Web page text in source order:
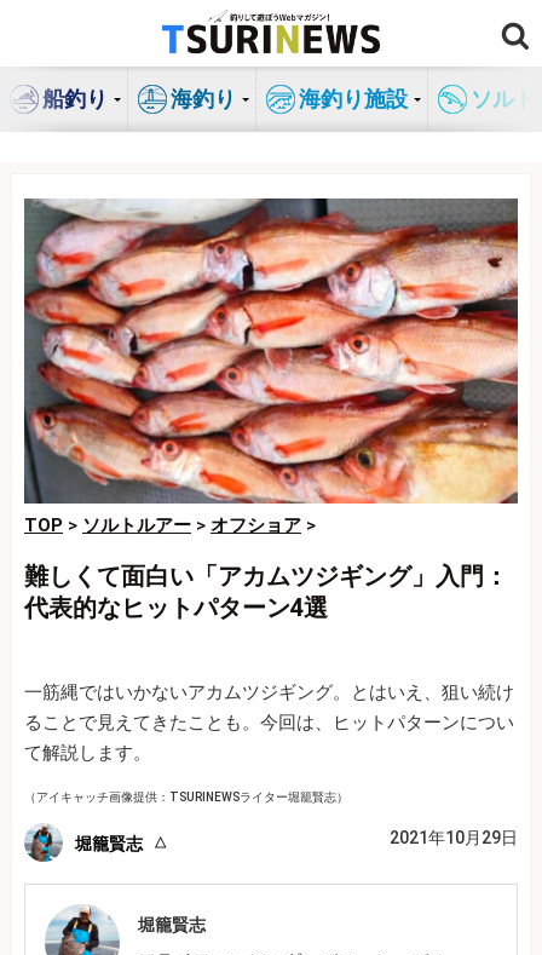
ン
船釣り 海釣り 海釣り施設 ソル
TOP > ソルトルアー > オフショア >
難しくて面白い「アカムツジギング」入門：
代表的なヒットパターン4選
一筋縄ではいかないアカムツジギング。とはいえ、狙い続け
ることで見えてきたことも。今回は、ヒットパターンについ
て解説します。
（アイキャッチ画像提供：TSURINEWSライター堀籠賢志）
堀籠賢志 2021年10月29日
堀籠賢志